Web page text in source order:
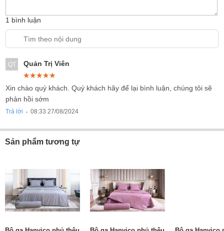
1 bình luận
QT Quản Trị Viên
★★★★★
★★★★★
★★★★★
Xin chào quý khách. Quý khách hãy để lại bình luận, chúng tôi sẽ
phản hồi sớm
Trả lời ● 08:33 27/08/2024
Sản phẩm tương tự